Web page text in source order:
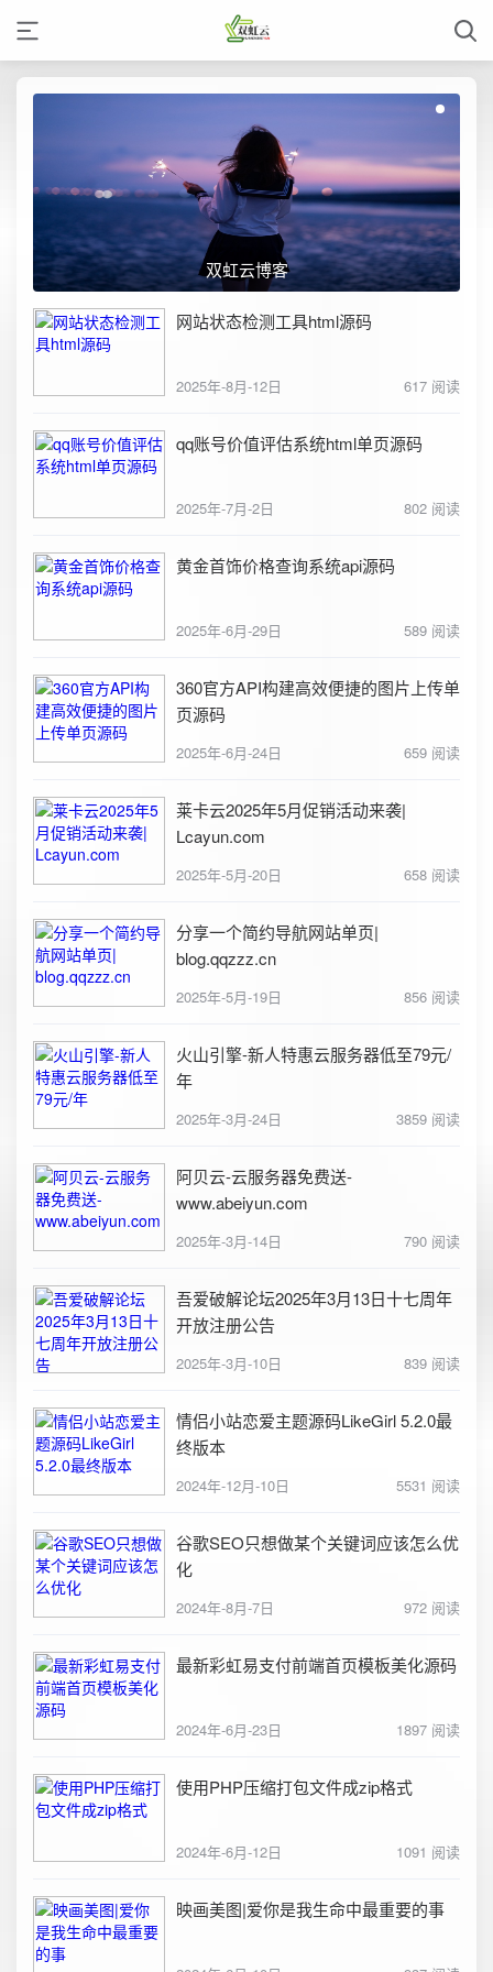
双虹云博客
网站状态检测工具html源码
2025年-8月-12日 617 阅读
qq账号价值评估系统html单页源码
2025年-7月-2日 802 阅读
黄金首饰价格查询系统api源码
2025年-6月-29日 589 阅读
360官方API构建高效便捷的图片上传单
页源码
2025年-6月-24日 659 阅读
莱卡云2025年5月促销活动来袭|
Lcayun.com
2025年-5月-20日 658 阅读
分享一个简约导航网站单页|
blog.qqzzz.cn
2025年-5月-19日 856 阅读
火山引擎-新人特惠云服务器低至79元/
年
2025年-3月-24日 3859 阅读
阿贝云-云服务器免费送-
www.abeiyun.com
2025年-3月-14日 790 阅读
吾爱破解论坛2025年3月13日十七周年
开放注册公告
2025年-3月-10日 839 阅读
情侣小站恋爱主题源码LikeGirl 5.2.0最
终版本
2024年-12月-10日 5531 阅读
谷歌SEO只想做某个关键词应该怎么优
化
2024年-8月-7日 972 阅读
最新彩虹易支付前端首页模板美化源码
2024年-6月-23日 1897 阅读
使用PHP压缩打包文件成zip格式
2024年-6月-12日 1091 阅读
映画美图|爱你是我生命中最重要的事